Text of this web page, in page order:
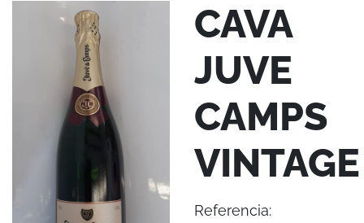
CAVA
JUVE
CAMPS
VINTAGE
Referencia: